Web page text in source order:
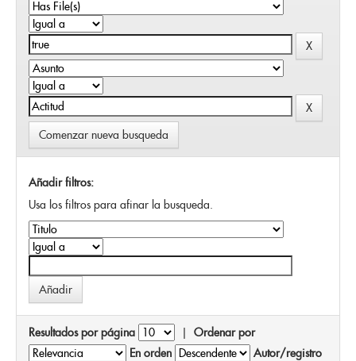
Comenzar nueva busqueda
Añadir filtros:
Usa los filtros para afinar la busqueda.
Resultados por página | Ordenar por
En orden
Autor/registro